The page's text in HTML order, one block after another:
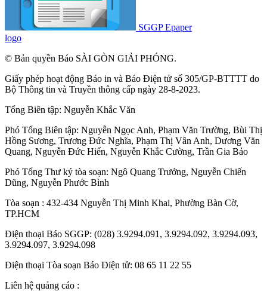
SGGP Epaper
logo
© Bản quyền Báo SÀI GÒN GIẢI PHÓNG.
Giấy phép hoạt động Báo in và Báo Điện tử số 305/GP-BTTTT do
Bộ Thông tin và Truyền thông cấp ngày 28-8-2023.
Tổng Biên tập: Nguyễn Khắc Văn
Phó Tổng Biên tập: Nguyễn Ngọc Anh, Phạm Văn Trường, Bùi Thị
Hồng Sương, Trương Đức Nghĩa, Phạm Thị Vân Anh, Dương Văn
Quang, Nguyễn Đức Hiển, Nguyễn Khắc Cường, Trần Gia Bảo
Phó Tổng Thư ký tòa soạn: Ngô Quang Trưởng, Nguyễn Chiến
Dũng, Nguyễn Phước Bình
Tòa soạn : 432-434 Nguyễn Thị Minh Khai, Phường Bàn Cờ,
TP.HCM
Điện thoại Báo SGGP: (028) 3.9294.091, 3.9294.092, 3.9294.093,
3.9294.097, 3.9294.098
Điện thoại Tòa soạn Báo Điện tử: 08 65 11 22 55
Liên hệ quảng cáo :